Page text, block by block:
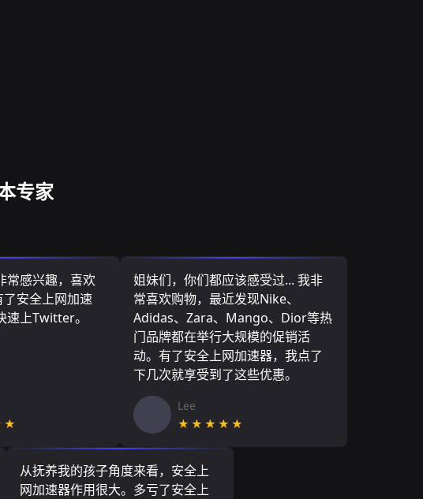
专家
常感兴趣，喜欢
安全上网加速
速上Twitter。
姐妹们，你们都应该感受过... 我非
常喜欢购物，最近发现Nike、
Adidas、Zara、Mango、Dior等热
门品牌都在举行大规模的促销活
动。有了安全上网加速器，我点了
下几次就享受到了这些优惠。
Lee
★★★★★
从抚养我的孩子角度来看，安全上
网加速器作用很大。多亏了安全上